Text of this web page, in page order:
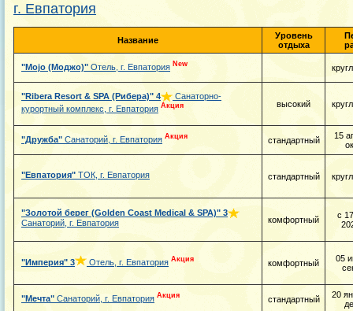
г. Евпатория
Название
Уровень
отдыха
"Mojo (Моджо)" Отель, г. Евпатория New
"Ribera Resort & SPA (Рибера)" 4
Санаторно-
курортный комплекс, г. Евпатория Акция высокий
"Дружба" Санаторий, г. Евпатория Акция стандартный
15
"Евпатория" ТОК, г. Евпатория стандартный
"Золотой берег (Golden Coast Medical & SPA)" 3
Санаторий, г. Евпатория
комфортный
с
"Империя" 3 Отель, г. Евпатория Акция комфортный
05
"Мечта" Санаторий, г. Евпатория Акция стандартный
20